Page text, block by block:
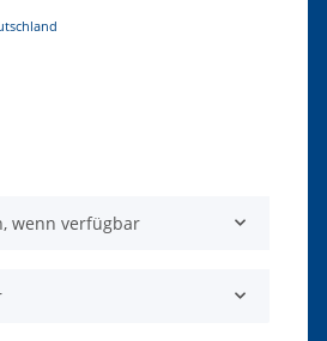
wenn verfügbar